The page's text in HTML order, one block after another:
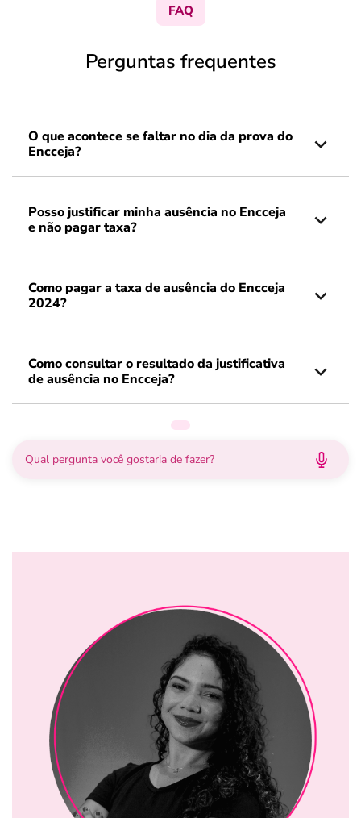
FAQ
Perguntas frequentes
O que acontece se faltar no dia da prova do
Encceja?
Posso justificar minha ausência no Encceja
e não pagar taxa?
Como pagar a taxa de ausência do Encceja
2024?
Como consultar o resultado da justificativa
de ausência no Encceja?